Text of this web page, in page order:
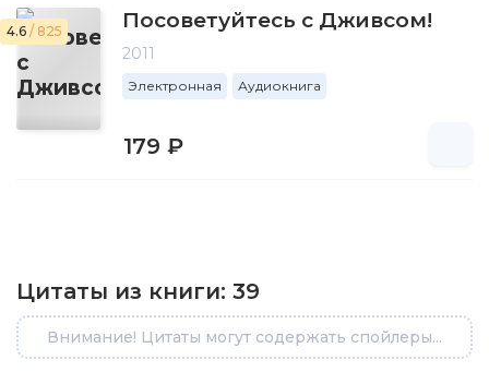
4.6 / 825 Посоветуйтесь с Дживсом!
2011
Электронная Аудиокнига
179 ₽
Цитаты из книги: 39
Внимание! Цитаты могут содержать спойлеры...